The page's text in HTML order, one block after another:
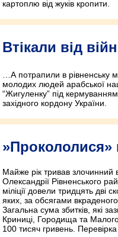
картоплю від жуків кропити.
Втікали від
…А потрапили в рівненську
молодих людей арабської
“Жигуленку” під
західного кордону України.
»Прокололися»
Майже рік тривав злочинний
Олександрії Рівненського
міліції довели тридцять дві
яких, за обсягами
Загальна сума збитків, які
Криниці, Городища та
100 тисяч гривень. Перевірка